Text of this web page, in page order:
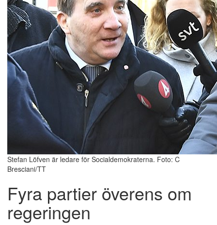
Stefan Löfven är ledare för Socialdemokraterna. Foto: C
Bresciani/TT
Fyra partier överens om
regeringen